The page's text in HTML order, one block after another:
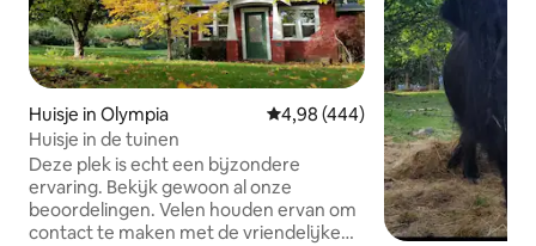
Huisje in Olympia Gemiddelde beoordeling van
4,98 (444)
Huisje in de tuinen
Deze plek is echt een bijzondere
ervaring. Bekijk gewoon al onze
beoordelingen. Velen houden ervan om
contact te maken met de vriendelijke